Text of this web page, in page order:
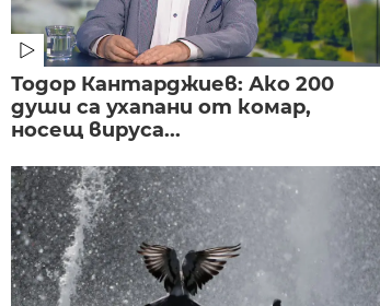
Тодор Кантарджиев: Ако 200
души са ухапани от комар,
носещ вируса...